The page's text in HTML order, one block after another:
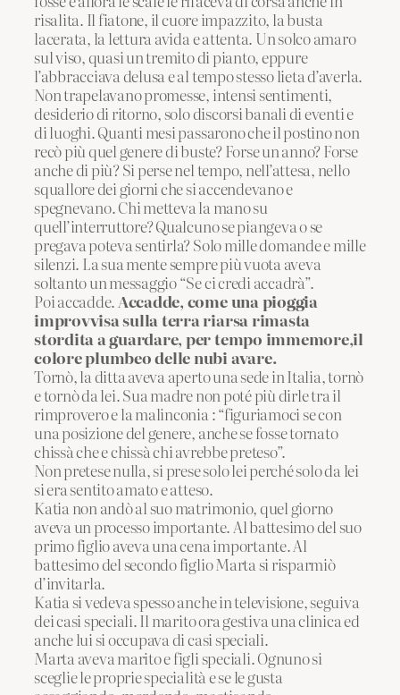
risalita. Il fiatone, il cuore impazzito, la busta
lacerata, la lettura avida e attenta. Un solco amaro
sul viso, quasi un tremito di pianto, eppure
l’abbracciava delusa e al tempo stesso lieta d’averla.
Non trapelavano promesse, intensi sentimenti,
desiderio di ritorno, solo discorsi banali di eventi e
di luoghi. Quanti mesi passarono che il postino non
recò più quel genere di buste? Forse un anno? Forse
anche di più? Si perse nel tempo, nell’attesa, nello
squallore dei giorni che si accendevano e
spegnevano. Chi metteva la mano su
quell’interruttore? Qualcuno se piangeva o se
pregava poteva sentirla? Solo mille domande e mille
silenzi. La sua mente sempre più vuota aveva
soltanto un messaggio “Se ci credi accadrà”.
Poi accadde.Accadde, come una pioggia
improvvisa sulla terra riarsa rimasta
stordita a guardare, per tempo immemore,il
colore plumbeo delle nubi avare.
Tornò, la ditta aveva aperto una sede in Italia, tornò
e tornò da lei. Sua madre non poté più dirle tra il
rimprovero e la malinconia : “figuriamoci se con
una posizione del genere, anche se fosse tornato
chissà che e chissà chi avrebbe preteso”.
Non pretese nulla, si prese solo lei perché solo da lei
si era sentito amato e atteso.
Katia non andò al suo matrimonio, quel giorno
aveva un processo importante. Al battesimo del suo
primo figlio aveva una cena importante. Al
battesimo del secondo figlio Marta si risparmiò
d’invitarla.
Katia si vedeva spesso anche in televisione, seguiva
dei casi speciali. Il marito ora gestiva una clinica ed
anche lui si occupava di casi speciali.
Marta aveva marito e figli speciali. Ognuno si
sceglie le proprie specialità e se le gusta